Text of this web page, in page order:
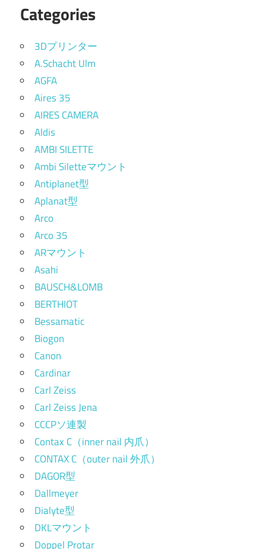
Categories
3Dプリンター
A.Schacht Ulm
AGFA
Aires 35
AIRES CAMERA
Aldis
AMBI SILETTE
Ambi Siletteマウント
Antiplanet型
Aplanat型
Arco
Arco 35
ARマウント
Asahi
BAUSCH&LOMB
BERTHIOT
Bessamatic
Biogon
Canon
Cardinar
Carl Zeiss
Carl Zeiss Jena
CCCPソ連製
Contax C（inner nail 内爪）
CONTAX C（outer nail 外爪）
DAGOR型
Dallmeyer
Dialyte型
DKLマウント
Doppel Protar